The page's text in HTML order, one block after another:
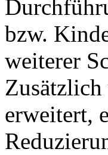
bzw.
weiterer
erweitert,